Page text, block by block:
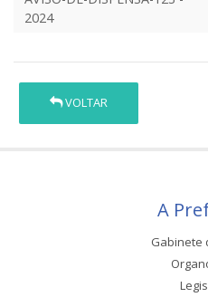
2024
VOLTAR
A
Gabinete